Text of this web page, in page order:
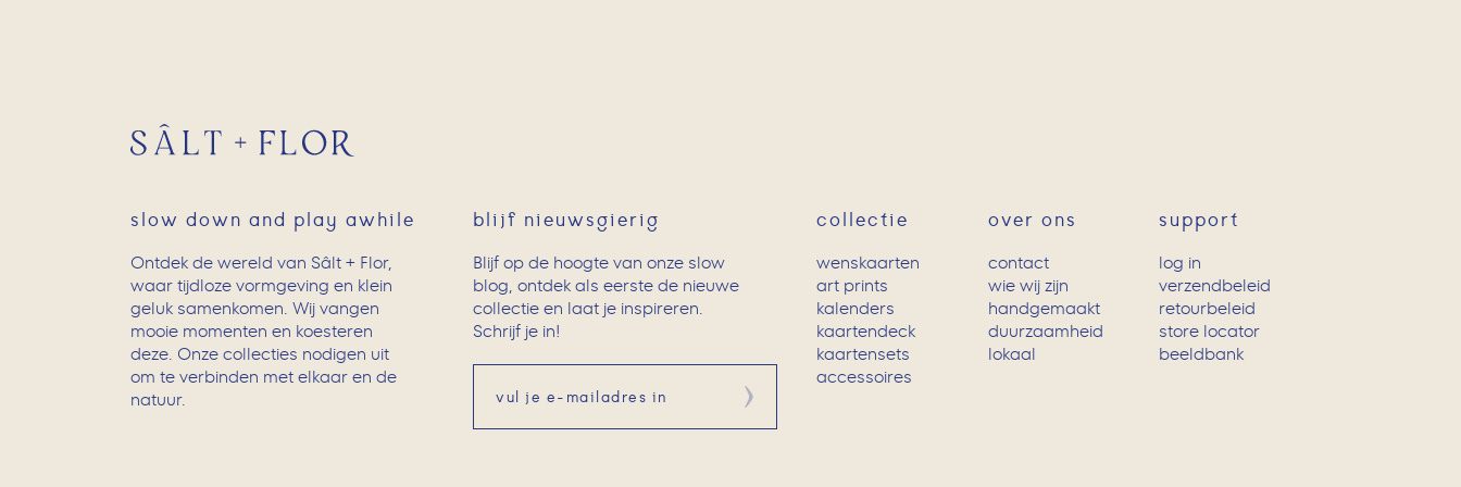
slow down and play awhile
Ontdek de wereld van Sâlt + Flor,
waar tijdloze vormgeving en klein
geluk samenkomen. Wij vangen
mooie momenten en koesteren
deze. Onze collecties nodigen uit
om te verbinden met elkaar en de
natuur.
blijf nieuwsgierig
Blijf op de hoogte van onze slow
blog, ontdek als eerste de nieuwe
collectie en laat je inspireren.
Schrijf je in!
Aanmelden
collectie
wenskaarten
art prints
kalenders
kaartendeck
kaartensets
accessoires
over ons
contact
wie wij zijn
handgemaakt
duurzaamheid
lokaal
support
log in
verzendbeleid
retourbeleid
store locator
beeldbank